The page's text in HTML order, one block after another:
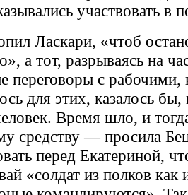
участвовать в
Ласкари, «чтоб
а тот, разрываясь на
переговоры с рабочими,
для этих, казалось
Время шло, и
средству — просила
перед Екатериной,
«солдат из полков как